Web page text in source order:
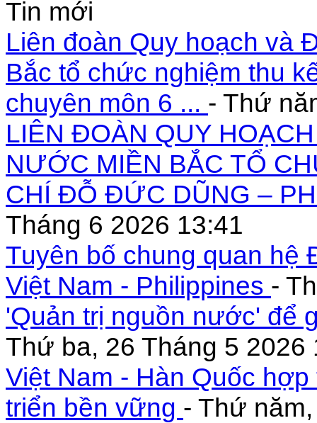
Tin mới
Liên đoàn Quy hoạch và
Bắc tổ chức nghiệm thu
chuyên môn 6 ... - Thứ
LIÊN ĐOÀN QUY
NƯỚC MIỀN BẮC TỔ
CHÍ ĐỖ ĐỨC DŨNG –
Tháng 6 2026 13:41
Tuyên bố chung quan
Việt Nam - Philippines -
'Quản trị nguồn nước' để
Thứ ba, 26 Tháng 5 2026
Việt Nam - Hàn Quốc
triển bền vững - Thứ